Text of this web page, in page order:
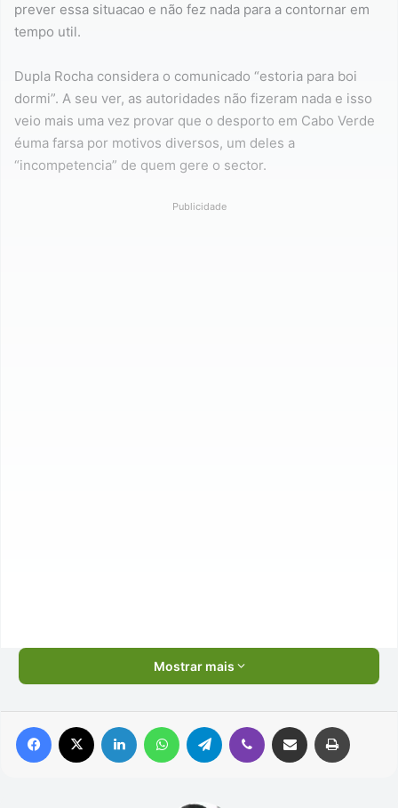
prever essa situacao e não fez nada para a contornar em
tempo util.
Dupla Rocha considera o comunicado “estoria para boi
dormi”. A seu ver, as autoridades não fizeram nada e isso
veio mais uma vez provar que o desporto em Cabo Verde
éuma farsa por motivos diversos, um deles a
“incompetencia” de quem gere o sector.
Publicidade
Mostrar mais
Facebook Linkedin WhatsAppTelegram Viber Compartilhar via e-mail